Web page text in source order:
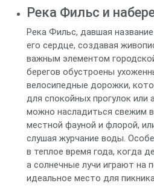
Река Фильс и
Река Фильс, давшая
его сердце, создавая
важным элементом
берегов обустроены
велосипедные дорожки,
для спокойных прогулок или
можно насладиться свежим
местной фауной и флорой,
слушая журчание воды.
в теплое время года, когда
а солнечные лучи играют на
идеальное место для